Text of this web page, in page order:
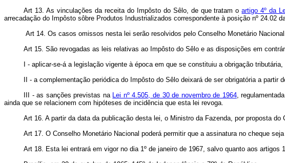
Art 13. As vinculações da receita do Impôsto do Sêlo, de que tratam oartigo 4º da
arrecadação do Impôsto sôbre Produtos Industrializados correspondente à posição nº 24.02
Art 14. Os casos omissos nesta lei serão resolvidos pelo Conselho Monetário
Art 15. São revogadas as leis relativas ao Impôsto do Sêlo e as disposições em
I - aplicar-se-á a legislação vigente à época em que se constituiu a obrigação
II - a complementação periódica do Impôsto do Sêlo deixará de ser obrigatória a
III - as sanções previstas na Lei nº 4.505, de 30 de novembro de 1964,
ainda que se relacionem com hipóteses de incidência que esta lei revoga.
Art 16. A partir da data da publicação desta lei, o Ministro da Fazenda, por proposta
Art 17. O Conselho Monetário Nacional poderá permitir que a assinatura no cheque
Art 18. Esta lei entrará em vigor no dia 1º de janeiro de 1967, salvo quanto aos artigos